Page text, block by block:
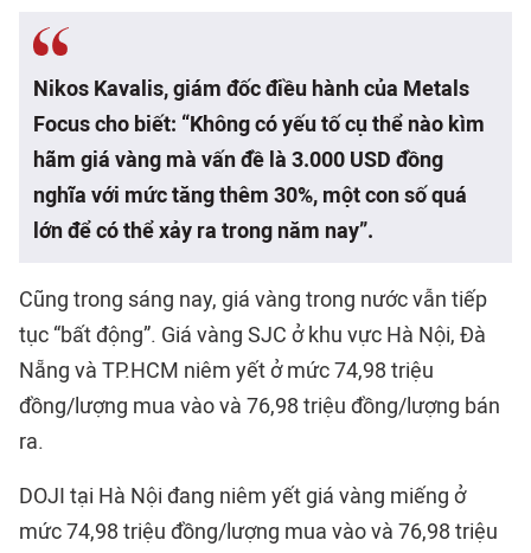
Nikos Kavalis, giám đốc điều hành của Metals
Focus cho biết: “Không có yếu tố cụ thể nào kìm
hãm giá vàng mà vấn đề là 3.000 USD đồng
nghĩa với mức tăng thêm 30%, một con số quá
lớn để có thể xảy ra trong năm nay”.
Cũng trong sáng nay, giá vàng trong nước vẫn tiếp
tục “bất động”. Giá vàng SJC ở khu vực Hà Nội, Đà
Nẵng và TP.HCM niêm yết ở mức 74,98 triệu
đồng/lượng mua vào và 76,98 triệu đồng/lượng bán
ra.
DOJI tại Hà Nội đang niêm yết giá vàng miếng ở
mức 74,98 triệu đồng/lượng mua vào và 76,98 triệu